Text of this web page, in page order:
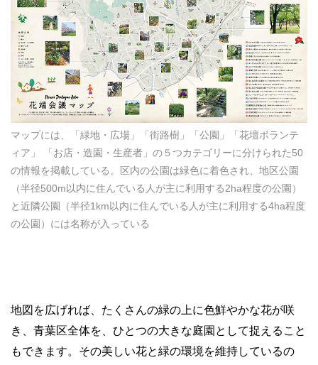
マップには、「緑地・広場」「街路樹」「公園」「花壇ボランテ
ィア」 「お店・造園・生産者」の５つカテゴリーに分けられた50
の情報を掲載している。区内の公園は緑色に着色され、地区公園
（半径500m以内に住んでいる人が主に利用する2ha程度の公園）
と近隣公園（半径1km以内に住んでいる人が主に利用する4ha程度
の公園）には名称が入っている
地図を広げれば、たくさんの緑の上に色鮮やかな花が咲
き、青葉区全体を、ひとつの大きな庭園として捉えること
もできます。その美しい花と緑の環境を維持しているの